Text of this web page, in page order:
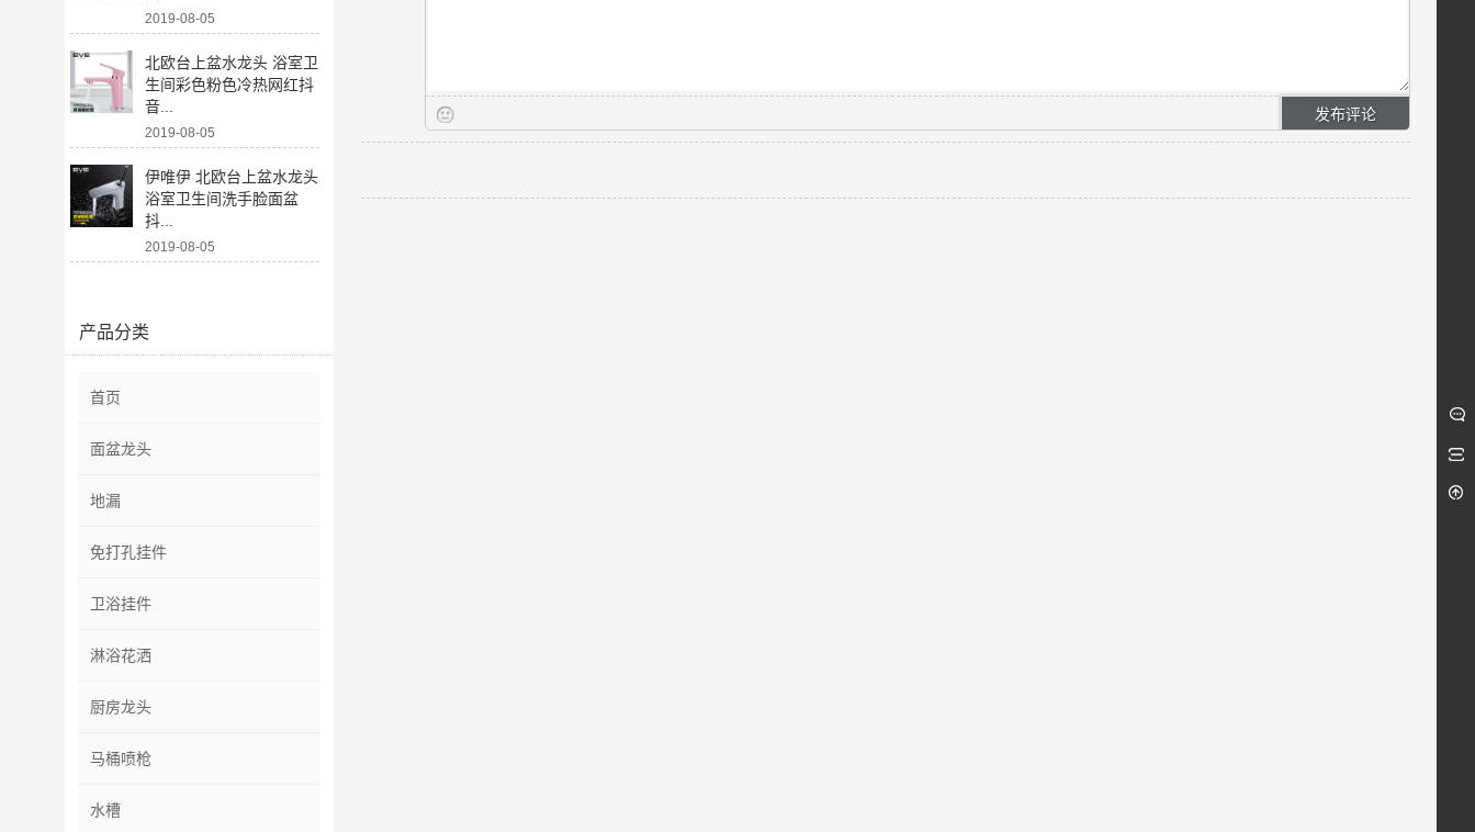
2019-08-05
北欧台上盆水龙头 浴室卫
生间彩色粉色冷热网红抖
音...
2019-08-05
伊唯伊 北欧台上盆水龙头
浴室卫生间洗手脸面盆
抖...
2019-08-05
产品分类
首页
面盆龙头
地漏
免打孔挂件
卫浴挂件
淋浴花洒
厨房龙头
马桶喷枪
水槽